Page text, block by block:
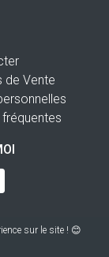
de Vente
sur le site ! 😊